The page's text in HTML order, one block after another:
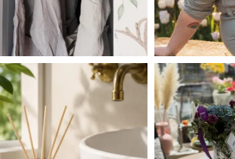
linliving